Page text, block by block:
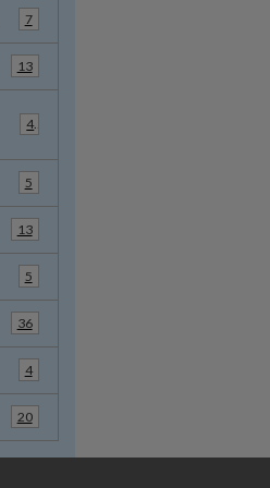
7
13
4
5
13
5
36
4
20